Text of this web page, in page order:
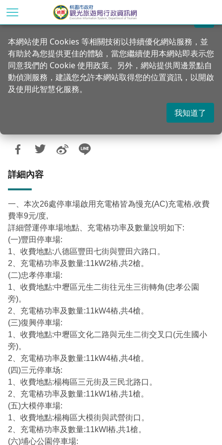
到
首頁 行政公告 公告訊息
本市26處公有路外停車場電動汽車充電樁
（第一批），自114年9月1日起正式對外營
運
詳細內容
一、本次26處停車場啟用充電樁皆為慢充(AC)充電樁,收費
費率9元/度,
詳細營運停車場地點、充電樁功率及數量說明如下:
(一)豐田停車場:
1、收費地點:八德區豐田七街與豐田六路口。
2、充電樁功率及數量:11kW2樁,共2槍。
(二)忠孝停車場:
1、收費地點:中壢區元生二街往元生三街轉角(忠孝公園
旁)。
2、充電樁功率及數量:11kW4樁,共4槍。
(三)復興停車場:
1、收費地點:中壢區文化二路與元生二街交叉口(元生國小
旁)。
2、充電樁功率及數量:11kW4樁,共4槍。
(四)三元停車场:
1、收費地點:楊梅區三元街及三民北路口。
2、充電樁功率及數量:11kW1樁,共1槍。
(五)大模停車場:
1、收費地點:楊梅區大模街與武營街口。
2、充電樁功率及數量:11kWI樁,共1槍。
(六)埔心公園停車場:
關閉
本網站使用 Cookies 等相關技術以持續優化網站服務，並
有助於為您提供更佳的體驗，當您繼續使用本網站即表示您
同意我們的 Cookie 使用政策。另外，網站提供周邊景點自
動偵測服務，建議您允許本網站取得您的位置資訊，以開啟
及使用此智慧化服務。
我知道了